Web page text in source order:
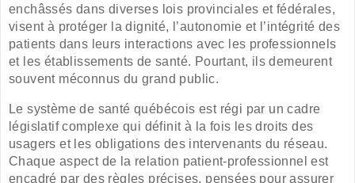
enchâssés dans diverses lois provinciales et fédérales,
visent à protéger la dignité, l’autonomie et l’intégrité des
patients dans leurs interactions avec les professionnels
et les établissements de santé. Pourtant, ils demeurent
souvent méconnus du grand public.
Le système de santé québécois est régi par un cadre
législatif complexe qui définit à la fois les droits des
usagers et les obligations des intervenants du réseau.
Chaque aspect de la relation patient-professionnel est
encadré par des règles précises, pensées pour assurer